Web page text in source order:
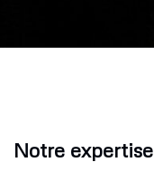
Notre expertise